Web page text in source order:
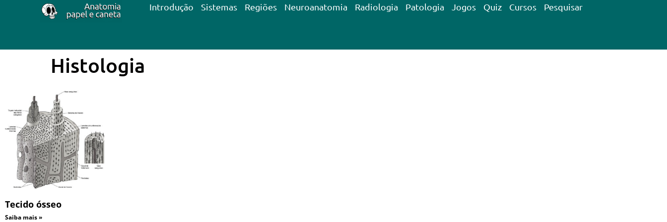
Introdução Sistemas Regiões Neuroanatomia Radiologia Patologia Jogos Quiz Cursos Pesquisar
Histologia
Tecido ósseo
Saiba mais »